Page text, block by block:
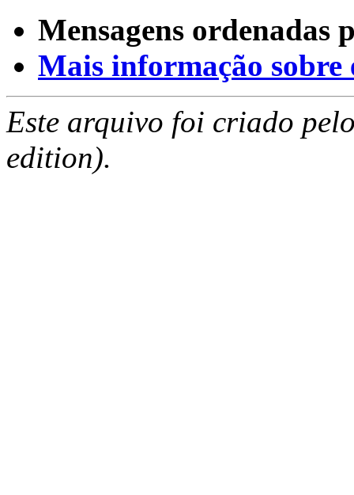
Mensagens ordenadas
Mais informação sobre
Este arquivo foi criado
edition).